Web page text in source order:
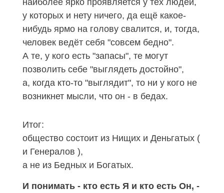
у которых и нету ничего, да ещё какое-
нибудь ярмо на голову свалится, и, тогда,
человек ведёт себя "совсем бедно".
А те, у кого есть "запасы", те могут
позволить себе "выглядеть достойно",
а, когда кто-то "выглядит", то ни у кого не
возникнет мысли, что он - в бедах.
Итог:
общество состоит из Нищих и Деньгатых (
и Генералов ),
а не из Бедных и Богатых.
И понимать - кто есть Я и кто есть Он, -